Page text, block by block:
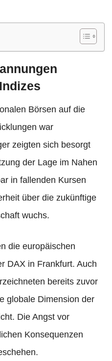
Börsen auf die
war
zeigten sich besorgt
der Lage im Nahen
in fallenden Kursen
über die zukünftige
wuchs.
die europäischen
DAX in Frankfurt. Auch
bereits zuvor
globale Dimension der
Die Angst vor
Konsequenzen